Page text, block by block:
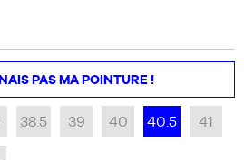
PAS MA POINTURE !
38.5 39 40 40.5 41